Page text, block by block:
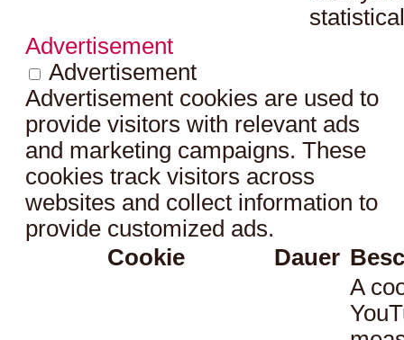
Advertisement
Advertisement
Advertisement cookies are used to
provide visitors with relevant ads
and marketing campaigns. These
cookies track visitors across
websites and collect information to
provide customized ads.
Cookie
Dauer
A